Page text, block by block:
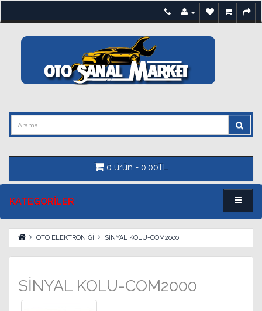
0 ürün - 0,00TL
KATEGORILER
OTO ELEKTRONİĞİ SİNYAL KOLU-COM2000
SİNYAL KOLU-COM2000